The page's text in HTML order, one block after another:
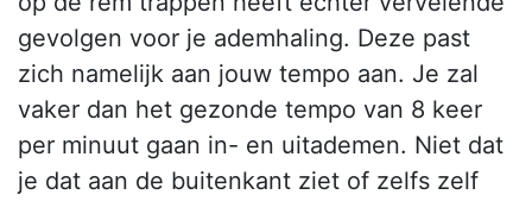
gevolgen voor je ademhaling. Deze past
zich namelijk aan jouw tempo aan. Je zal
vaker dan het gezonde tempo van 8 keer
per minuut gaan in- en uitademen. Niet dat
je dat aan de buitenkant ziet of zelfs zelf